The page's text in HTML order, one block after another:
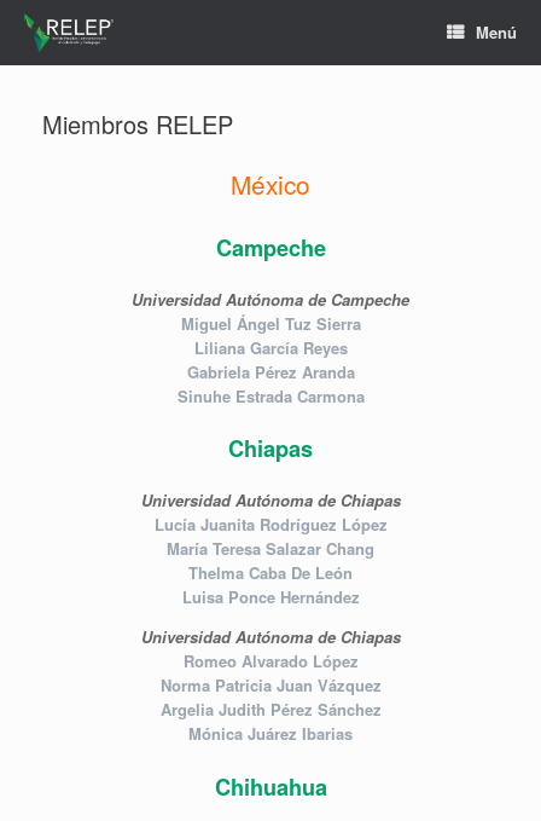
Menú
Miembros RELEP
México
Campeche
Universidad Autónoma de Campeche
Miguel Ángel Tuz Sierra
Liliana García Reyes
Gabriela Pérez Aranda
Sinuhe Estrada Carmona
Chiapas
Universidad Autónoma de Chiapas
Lucía Juanita Rodríguez López
María Teresa Salazar Chang
Thelma Caba De León
Luisa Ponce Hernández
Universidad Autónoma de Chiapas
Romeo Alvarado López
Norma Patricia Juan Vázquez
Argelia Judith Pérez Sánchez
Mónica Juárez Ibarias
Chihuahua